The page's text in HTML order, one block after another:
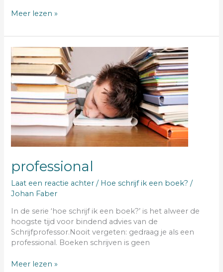
Meer lezen »
professional
Laat een reactie achter / Hoe schrijf ik een boek? /
Johan Faber
In de serie ‘hoe schrijf ik een boek?’ is het alweer de
hoogste tijd voor bindend advies van de
Schrijfprofessor.Nooit vergeten: gedraag je als een
professional. Boeken schrijven is geen
Meer lezen »